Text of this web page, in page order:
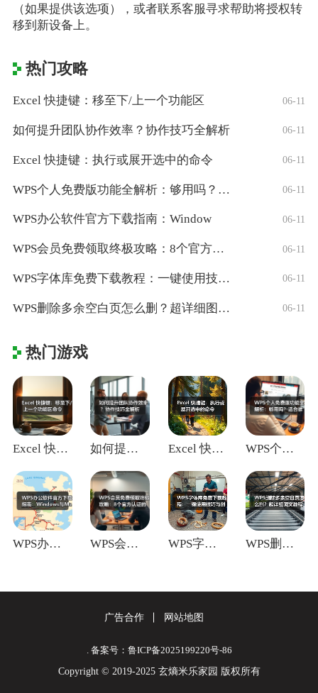
（如果提供该选项），或者联系客服寻求帮助将授权转
移到新设备上。
热门攻略
Excel 快捷键：移至下/上一个功能区 06-11
如何提升团队协作效率？协作技巧全解析 06-11
Excel 快捷键：执行或展开选中的命令 06-11
WPS个人免费版功能全解析：够用吗？适合 06-11
WPS办公软件官方下载指南：Window 06-11
WPS会员免费领取终极攻略：8个官方认证 06-11
WPS字体库免费下载教程：一键使用技巧与 06-11
WPS删除多余空白页怎么删？超详细图文教 06-11
热门游戏
Excel 快捷键：移至下/上一个功能区 如何提升团队协作效率？协作技巧全解析 Excel 快捷键：执行或展开选中的命令 WPS个人免费版功能全解析：够用吗？适合
WPS办公软件官方下载指南：Window WPS会员免费领取终极攻略：8个官方认证 WPS字体库免费下载教程：一键使用技巧与 WPS删除多余空白页怎么删？超详细图文教
广告合作 网站地图
. 备案号：鲁ICP备2025199220号-86
Copyright © 2019-2025 玄熵米乐家园 版权所有